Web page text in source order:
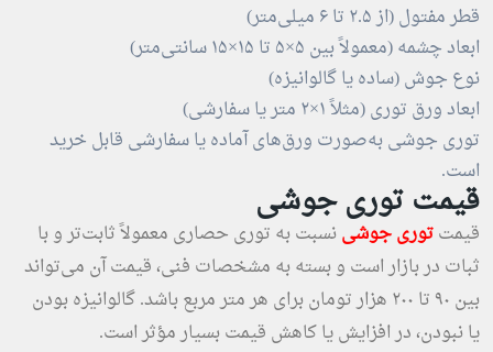
قطر مفتول (از ۲.۵ تا ۶ میلی‌متر)
ابعاد چشمه (معمولاً بین ۵×۵ تا ۱۵×۱۵ سانتی‌متر)
نوع جوش (ساده یا گالوانیزه)
ابعاد ورق توری (مثلاً ۱×۲ متر یا سفارشی)
توری جوشی به‌صورت ورق‌های آماده یا سفارشی قابل خرید
است.
قیمت توری جوشی
قیمتتوری جوشی نسبت به توری حصاری معمولاً ثابت‌تر و با
ثبات در بازار است و بسته به مشخصات فنی، قیمت آن می‌تواند
بین ۹۰ تا ۲۰۰ هزار تومان برای هر متر مربع باشد. گالوانیزه بودن
یا نبودن، در افزایش یا کاهش قیمت بسیار مؤثر است.